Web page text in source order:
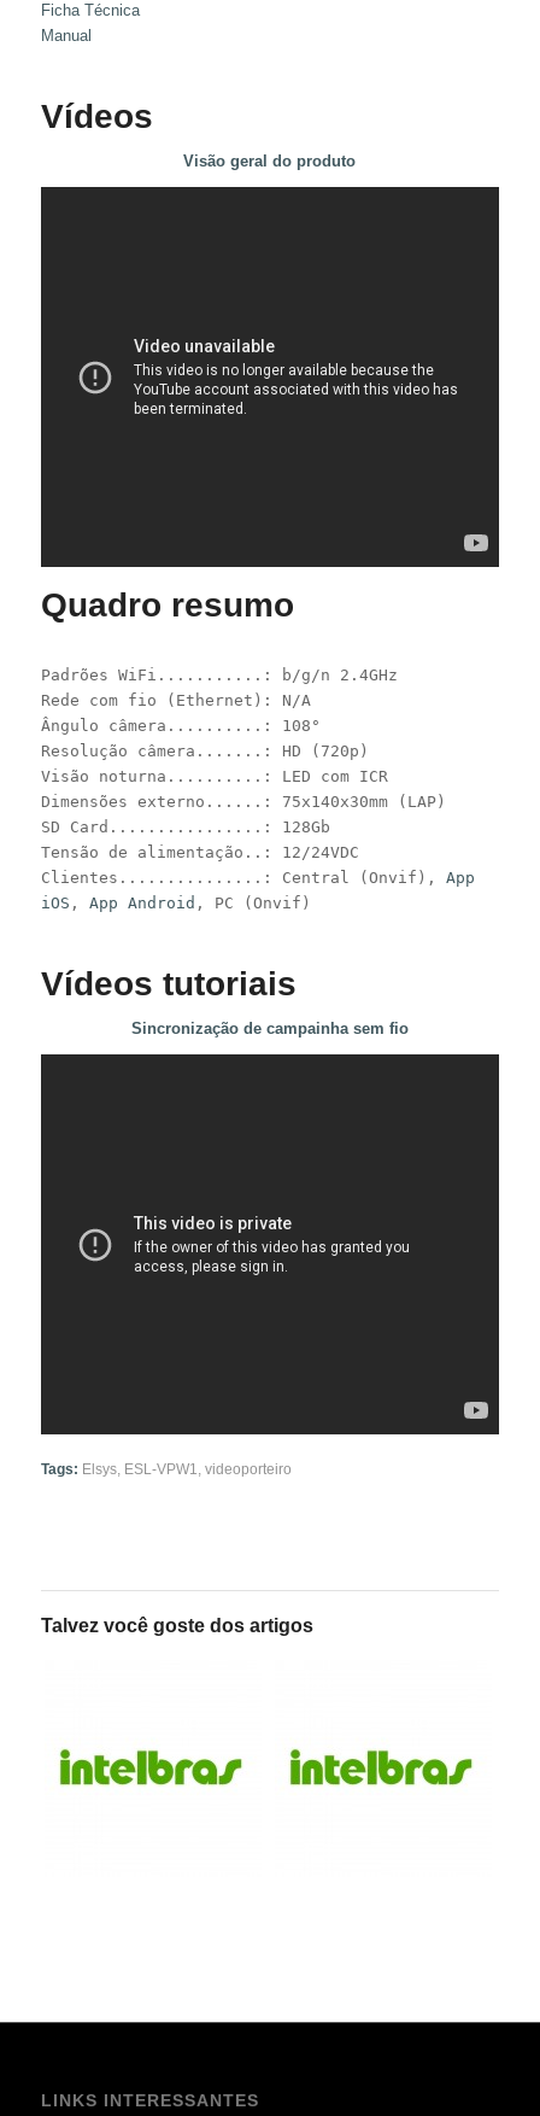
Ficha Técnica
Manual
Vídeos
Visão geral do produto
Quadro resumo
Padrões WiFi...........: b/g/n 2.4GHz
Rede com fio (Ethernet): N/A
Ângulo câmera..........: 108°
Resolução câmera.......: HD (720p)
Visão noturna..........: LED com ICR
Dimensões externo......: 75x140x30mm (LAP)
SD Card................: 128Gb
Tensão de alimentação..: 12/24VDC
Clientes...............: Central (Onvif), App
iOS , App Android , PC (Onvif)
Vídeos tutoriais
Sincronização de campainha sem fio
Tags: Elsys, ESL-VPW1 videoporteiro
Talvez você goste dos artigos
LINKS INTERESSANTES